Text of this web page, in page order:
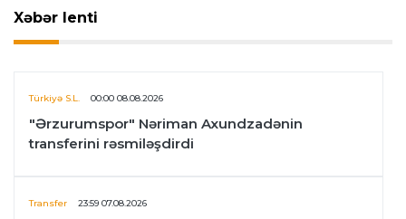
Xəbər lenti
Türkiyə S.L. 00:00 08.08.2026
"Ərzurumspor" Nəriman Axundzadənin
transferini rəsmiləşdirdi
Transfer 23:59 07.08.2026